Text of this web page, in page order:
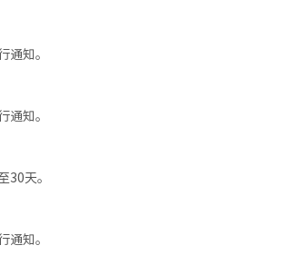
通知。
通知。
30天。
通知。